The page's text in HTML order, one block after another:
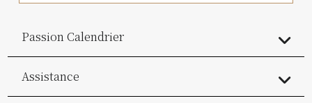
Passion Calendrier
Assistance